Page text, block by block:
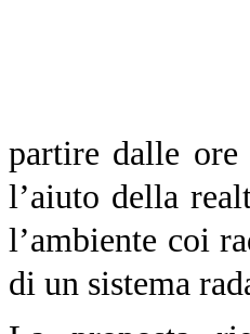
partire dalle ore
l’aiuto della
l’ambiente coi
di un sistema